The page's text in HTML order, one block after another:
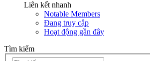
Liên kết nhanh
Notable Members
Đang truy cập
Hoạt động gần đây
Tìm kiếm